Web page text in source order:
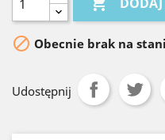
 Obecnie brak na
Udostępnij